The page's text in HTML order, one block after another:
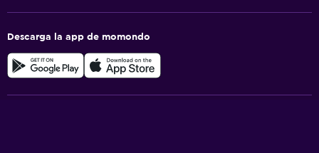
Descarga la app de momondo